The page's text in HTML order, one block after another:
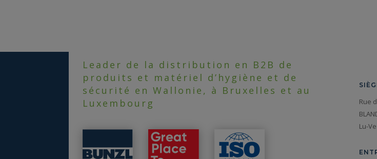
Leader de la distribution en B2B de
produits et matériel d’hygiène et de
sécurité en Wallonie, à Bruxelles et au
Luxembourg
Rue
Lu-